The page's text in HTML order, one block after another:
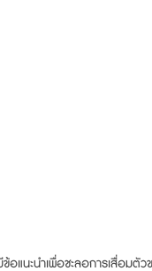
แนะนำเพื่อชะลอการเสื่อมตัว